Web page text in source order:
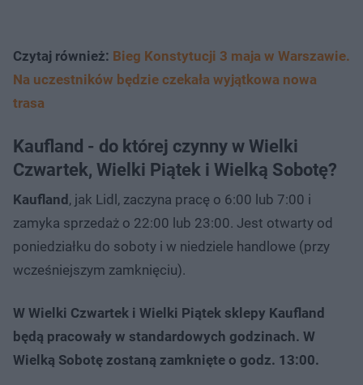
Czytaj również: Bieg Konstytucji 3 maja w Warszawie.
Na uczestników będzie czekała wyjątkowa nowa
trasa
Kaufland - do której czynny w Wielki
Czwartek, Wielki Piątek i Wielką Sobotę?
Kaufland, jak Lidl, zaczyna pracę o 6:00 lub 7:00 i
zamyka sprzedaż o 22:00 lub 23:00. Jest otwarty od
poniedziałku do soboty i w niedziele handlowe (przy
wcześniejszym zamknięciu).
W Wielki Czwartek i Wielki Piątek sklepy Kaufland
będą pracowały w standardowych godzinach. W
Wielką Sobotę zostaną zamknięte o godz. 13:00.